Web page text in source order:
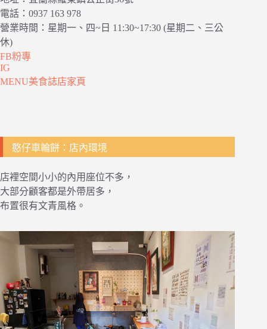
電話：0937 163 978
營業時間：星期一、四~日 11:30~17:30 (星期二、三公
休)
FB粉專
IG
MENU美食誌店家頁
憨仔車輪餅：店內環境
店裡空間小小的內用座位不多，
大部分顧客都是外帶居多，
布置很有文青風格。